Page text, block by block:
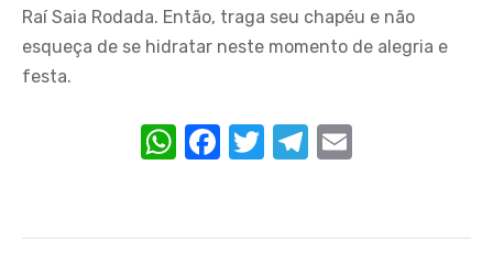
Raí Saia Rodada. Então, traga seu chapéu e não
esqueça de se hidratar neste momento de alegria e
festa.
W
s
F
e
T
te
T
gr